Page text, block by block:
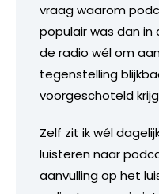
vraag waarom
populair was dan in
de radio wél om
tegenstelling
voorgeschoteld
Zelf zit ik wél
luisteren naar
aanvulling op het